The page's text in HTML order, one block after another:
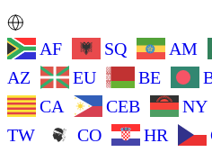
AF SQ AM
AZ
EU BE
CA
CEB NY
TW
CO HR